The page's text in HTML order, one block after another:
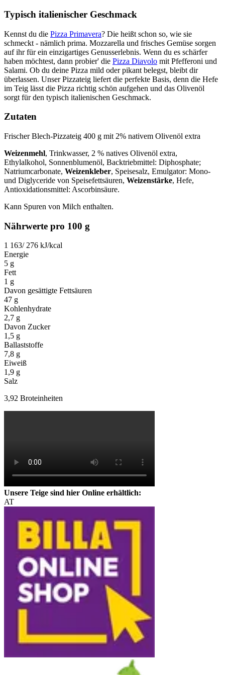
Typisch italienischer Geschmack
Kennst du die Pizza Primavera? Die heißt schon so, wie sie
schmeckt - nämlich prima. Mozzarella und frisches Gemüse sorgen
auf ihr für ein einzigartiges Genusserlebnis. Wenn du es schärfer
haben möchtest, dann probier' die Pizza Diavolo mit Pfefferoni und
Salami. Ob du deine Pizza mild oder pikant belegst, bleibt dir
überlassen. Unser Pizzateig liefert die perfekte Basis, denn die Hefe
im Teig lässt die Pizza richtig schön aufgehen und das Olivenöl
sorgt für den typisch italienischen Geschmack.
Zutaten
Frischer Blech-Pizzateig 400 g mit 2% nativem Olivenöl extra
Weizenmehl, Trinkwasser, 2 % natives Olivenöl extra,
Ethylalkohol, Sonnenblumenöl, Backtriebmittel: Diphosphate;
Natriumcarbonate, Weizenkleber, Speisesalz, Emulgator: Mono-
und Diglyceride von Speisefettsäuren, Weizenstärke, Hefe,
Antioxidationsmittel: Ascorbinsäure.
Kann Spuren von Milch enthalten.
Nährwerte pro 100 g
1 163/ 276 kJ/kcal
Energie
5 g
Fett
1 g
Davon gesättigte Fettsäuren
47 g
Kohlenhydrate
2,7 g
Davon Zucker
1,5 g
Ballaststoffe
7,8 g
Eiweiß
1,9 g
Salz
3,92 Broteinheiten
Unsere Teige sind hier Online erhältlich:
AT